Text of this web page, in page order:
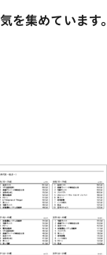
を集めています。